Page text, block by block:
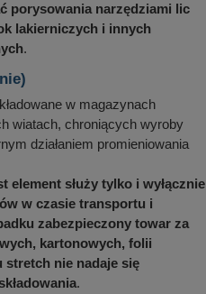
porysowania narzędziami lic
lakierniczych i innych
.
w magazynach
wiatach, chroniących wyroby
działaniem promieniowania
element służy tylko i wyłącznie
w czasie transportu i
zabezpieczony towar za
kartonowych, folii
nie nadaje się
.